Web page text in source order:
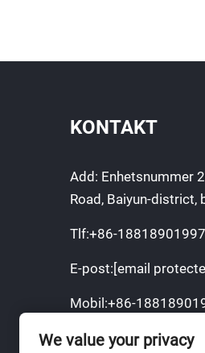
KONTAKT
Add: Enhetsnummer
Road, Baiyun-district,
Tlf:+86-18818901997
E-post: [email
Mobil:+86-
Opphavsrett ©
We value your privacy